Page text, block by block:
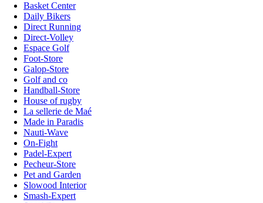
Basket Center
Daily Bikers
Direct Running
Direct-Volley
Espace Golf
Foot-Store
Galop-Store
Golf and co
Handball-Store
House of rugby
La sellerie de Maé
Made in Paradis
Nauti-Wave
On-Fight
Padel-Expert
Pecheur-Store
Pet and Garden
Slowood Interior
Smash-Expert